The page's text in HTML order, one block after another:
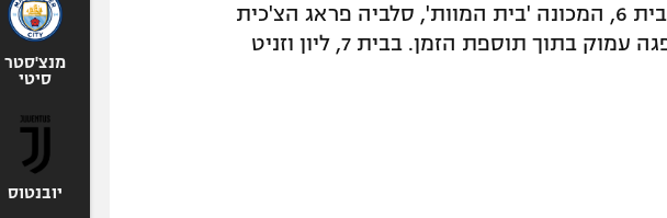
מוקדמים שכמעט הולידו הפתעה גדולה. בבית 6, המכונה 'בית המוות', סלביה פראג הצ'כית
הובילה בסן סירו והייתה טובה יותר, אך ספגה עמוק בתוך תוספת הזמן. בבית 7, ליון וזניט
מנצ'סטר
סיטי
יובנטוס